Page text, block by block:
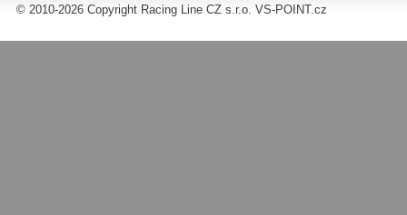
© 2010-2026 Copyright Racing Line CZ s.r.o. VS-POINT.cz